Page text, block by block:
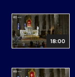
18:00